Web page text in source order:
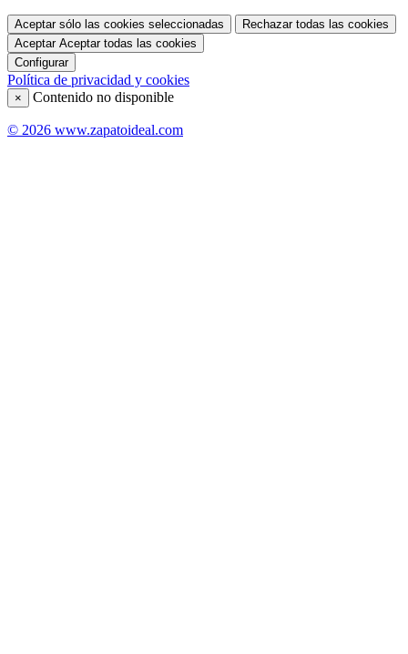
Aceptar sólo las cookies seleccionadas
Rechazar todas las cookies
Aceptar Aceptar todas las cookies
Configurar
Política de privacidad y cookies
× Contenido no disponible
© 2026 www.zapatoideal.com